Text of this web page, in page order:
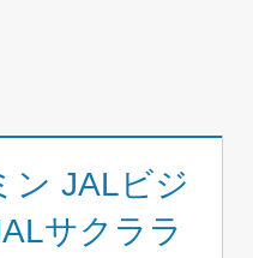
JALビジ
サクララ